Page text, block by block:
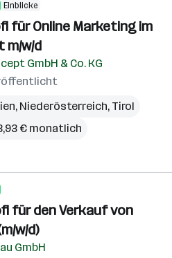
Einblicke
für Online Marketing im
m/w/d
GmbH & Co. KG
, Niederösterreich, Tirol
€ monatlich
für den Verkauf von
w/d)
GmbH